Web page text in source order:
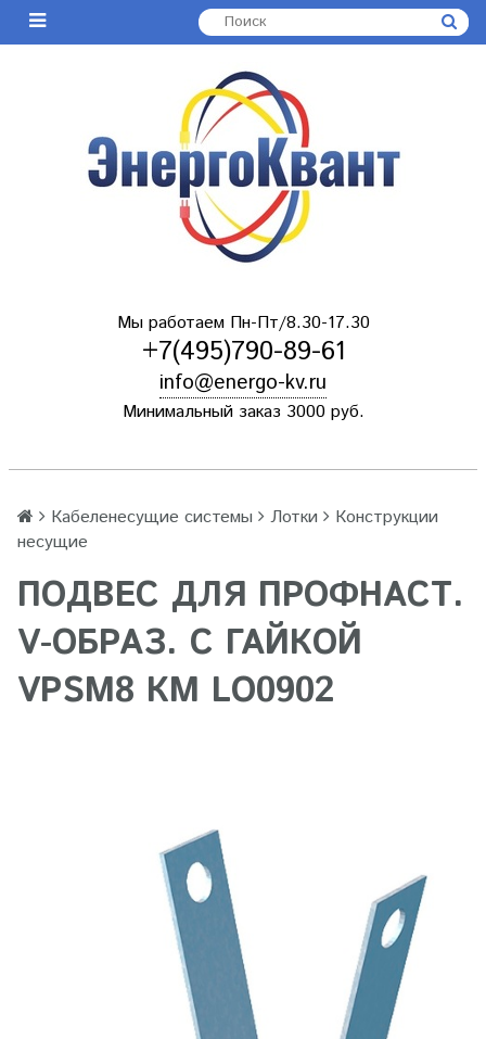
Мы работаем Пн-Пт/8.30-17.30
+7(495)790-89-61
info@energo-kv.ru
Минимальный заказ 3000 руб.
Кабеленесущие системы Лотки
Конструкции
несущие
ПОДВЕС ДЛЯ ПРОФНАСТ.
V-ОБРАЗ. С ГАЙКОЙ
VPSM8 КМ LO0902